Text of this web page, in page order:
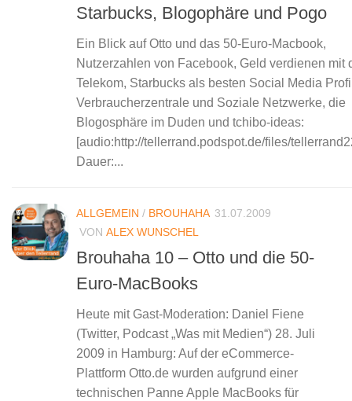
Starbucks, Blogophäre und Pogo
Ein Blick auf Otto und das 50-Euro-Macbook,
Nutzerzahlen von Facebook, Geld verdienen mit
Telekom, Starbucks als besten Social Media
Verbraucherzentrale und Soziale Netzwerke, die
Blogosphäre im Duden und tchibo-ideas:
[audio:http://tellerrand.podspot.de/files/
Dauer:...
ALLGEMEIN / BROUHAHA 31.07.2009
VON ALEX WUNSCHEL
Brouhaha 10 – Otto und die 50-
Euro-MacBooks
Heute mit Gast-Moderation: Daniel Fiene
(Twitter, Podcast „Was mit Medien“) 28. Juli
2009 in Hamburg: Auf der eCommerce-
Plattform Otto.de wurden aufgrund einer
technischen Panne Apple MacBooks für